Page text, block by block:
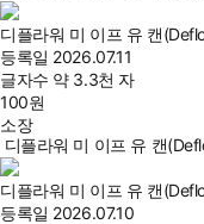
디플라워 미 이프 유 캔
등록일 2026.07.11
글자수 약 3.3천 자
100원
소장
디플라워 미 이프 유 캔
디플라워 미 이프 유 캔
등록일 2026.07.10